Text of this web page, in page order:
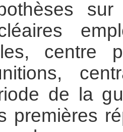
centre
de la
premières